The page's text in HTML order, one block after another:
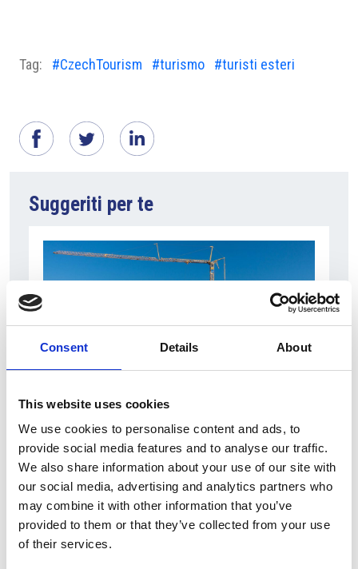
Consent Details About
This website uses cookies
We use cookies to personalise content and ads, to
provide social media features and to analyse our traffic.
We also share information about your use of our site with
our social media, advertising and analytics partners who
may combine it with other information that you’ve
provided to them or that they’ve collected from your use
of their services.
Tag: #CzechTourism #turismo #turisti esteri
Suggeriti per te
7 Agosto 2026
Nel primo semestre è aumentata fortemente la
costruzione di nuove abitazioni
Repubblica Ceca